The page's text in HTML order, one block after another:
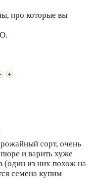
про которые вы
сорт, очень
и варить хуже
(один из них похож на
семена купим